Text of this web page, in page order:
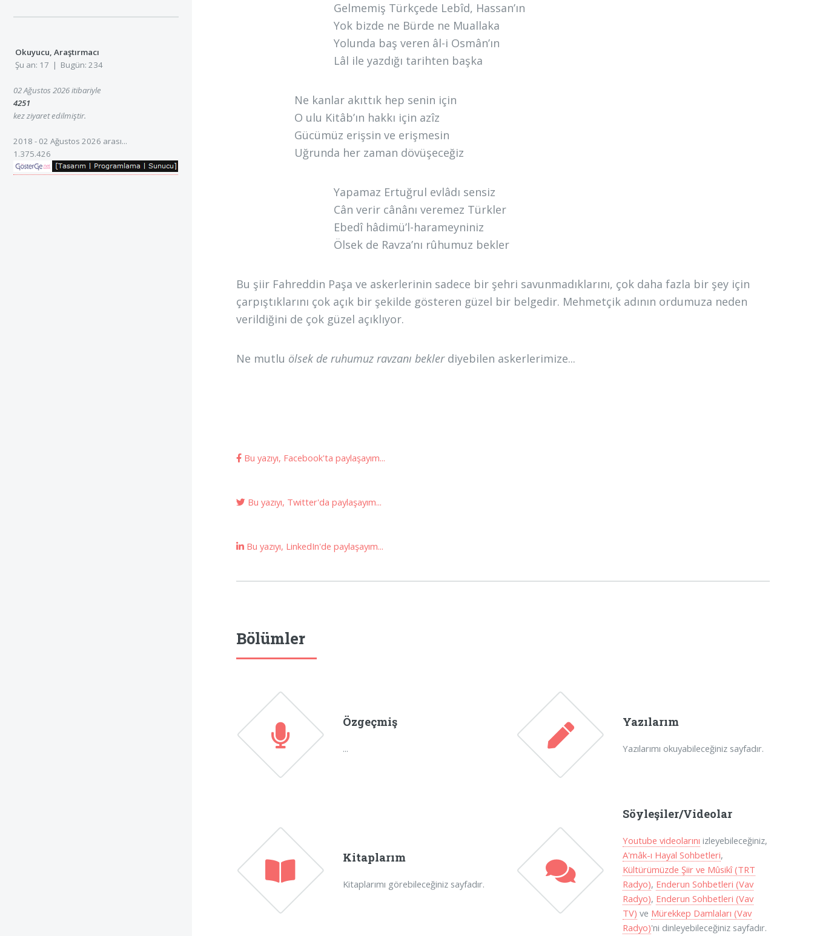
Gelmemiş Türkçede Lebîd, Hassan’ın
Yok bizde ne Bürde ne Muallaka
Yolunda baş veren âl-i Osmân’ın
Lâl ile yazdığı tarihten başka
Ne kanlar akıttık hep senin için
O ulu Kitâb’ın hakkı için azîz
Gücümüz erişsin ve erişmesin
Uğrunda her zaman dövüşeceğiz
Yapamaz Ertuğrul evlâdı sensiz
Cân verir cânânı veremez Türkler
Ebedî hâdimü’l-harameyniniz
Ölsek de Ravza’nı rûhumuz bekler
Bu şiir Fahreddin Paşa ve askerlerinin sadece bir şehri savunmadıklarını, çok daha fazla bir şey için
çarpıştıklarını çok açık bir şekilde gösteren güzel bir belgedir. Mehmetçik adının ordumuza neden
verildiğini de çok güzel açıklıyor.
Ne mutlu ölsek de ruhumuz ravzanı beklerdiyebilen askerlerimize...
Bu yazıyı, Facebook'ta paylaşayım...
Bu yazıyı, Twitter'da paylaşayım...
Bu yazıyı, LinkedIn'de paylaşayım...
Bölümler
Özgeçmiş
...
Yazılarım
Yazılarımı okuyabileceğiniz sayfadır.
Kitaplarım
Kitaplarımı görebileceğiniz sayfadır.
Söyleşiler/Videolar
Youtube videolarını izleyebileceğiniz,
A'mâk-ı Hayal Sohbetleri,
Kültürümüzde Şiir ve Mûsikî (TRT
Radyo), Enderun Sohbetleri (Vav
Radyo), Enderun Sohbetleri (Vav
TV) ve Mürekkep Damlaları (Vav
Radyo)'ni dinleyebileceğiniz sayfadır.
Okuyucu, Araştırmacı
Şu an: 17 | Bugün: 234
02 Ağustos 2026 itibariyle
4251
kez ziyaret edilmiştir.
2018 - 02 Ağustos 2026 arası...
1.375.426